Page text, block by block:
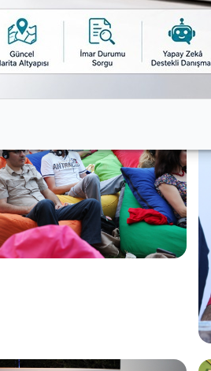
Elvan Atay da teşekkür etti.